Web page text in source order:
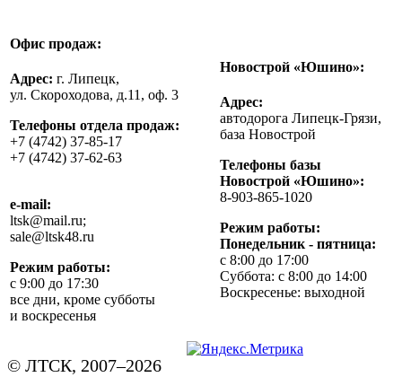
Офис продаж:
Адрес: г. Липецк,
ул. Скороходова, д.11, оф. 3
Телефоны отдела продаж:
+7 (4742) 37-85-17
+7 (4742) 37-62-63
e-mail:
ltsk@mail.ru;
sale@ltsk48.ru
Режим работы:
с 9:00 до 17:30
все дни, кроме субботы
и воскресенья
Новострой «Юшино»:
Адрес:
автодорога Липецк-Грязи,
база Новострой
Телефоны базы
Новострой «Юшино»:
8-903-865-1020
Режим работы:
Понедельник - пятница:
с 8:00 до 17:00
Суббота: с 8:00 до 14:00
Воскресенье: выходной
© ЛТСК, 2007–2026